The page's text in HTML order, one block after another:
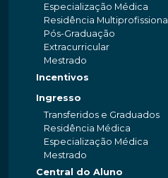
Especialização Médica
Residência Multiprofissional
Pós-Graduação
Extracurricular
Mestrado
Incentivos
Ingresso
Transferidos e Graduados
Residência Médica
Especialização Médica
Mestrado
Central do Aluno